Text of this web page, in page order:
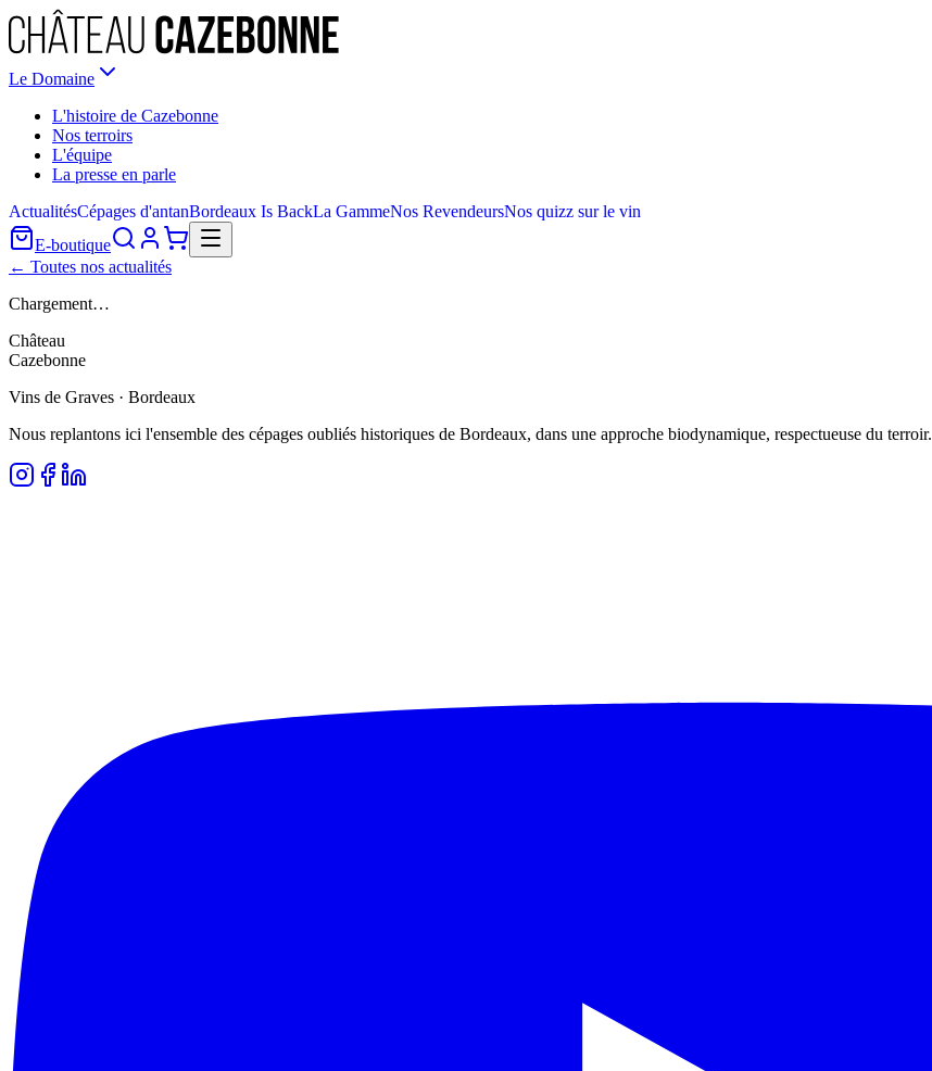
Le Domaine
L'histoire de Cazebonne
Nos terroirs
L'équipe
La presse en parle
ActualitésCépages d'antanBordeaux Is BackLa GammeNos RevendeursNos quizz sur le vin
E-boutique
← Toutes nos actualités
Chargement…
Château
Cazebonne
Vins de Graves · Bordeaux
Nous replantons ici l'ensemble des cépages oubliés historiques de Bordeaux, dans une approche biodynamique, respectueuse du terroir.